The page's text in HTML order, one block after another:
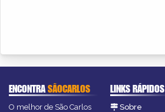
ENCONTRASÃOCARLOS
O melhor de São Carlos
LINKS RÁPIDOS
Sobre